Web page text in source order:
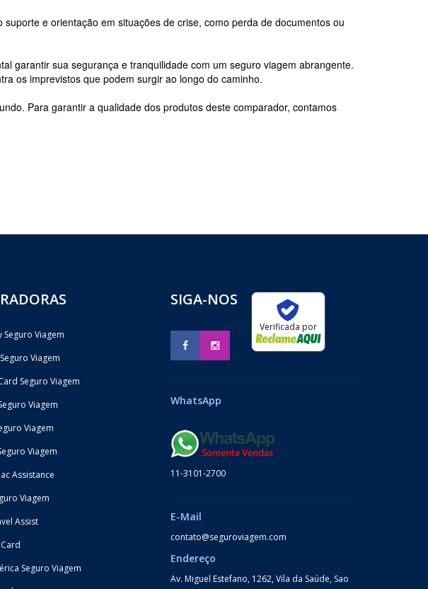
e orientação em situações de crise, como perda de documentos ou
garantir sua segurança e tranquilidade com um seguro viagem abrangente.
os imprevistos que podem surgir ao longo do caminho.
Para garantir a qualidade dos produtos deste comparador, contamos
Seguro Viagem
Viagem
Seguro Viagem
Viagem
Viagem
Viagem
Assistance
Viagem
Assist
Seguro Viagem
SIGA-NOS
Verificada por
WhatsApp
11-3101-2700
E-Mail
contato@seguroviagem.com
Endereço
Av. Miguel Estefano, 1262, Vila da Saúde, Sao